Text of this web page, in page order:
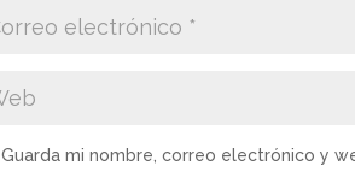
Guarda mi nombre, correo electrónico y